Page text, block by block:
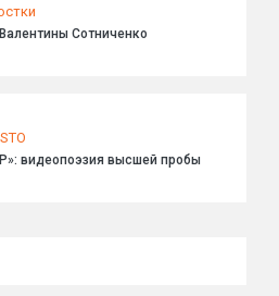
Сотниченко
видеопоэзия высшей пробы